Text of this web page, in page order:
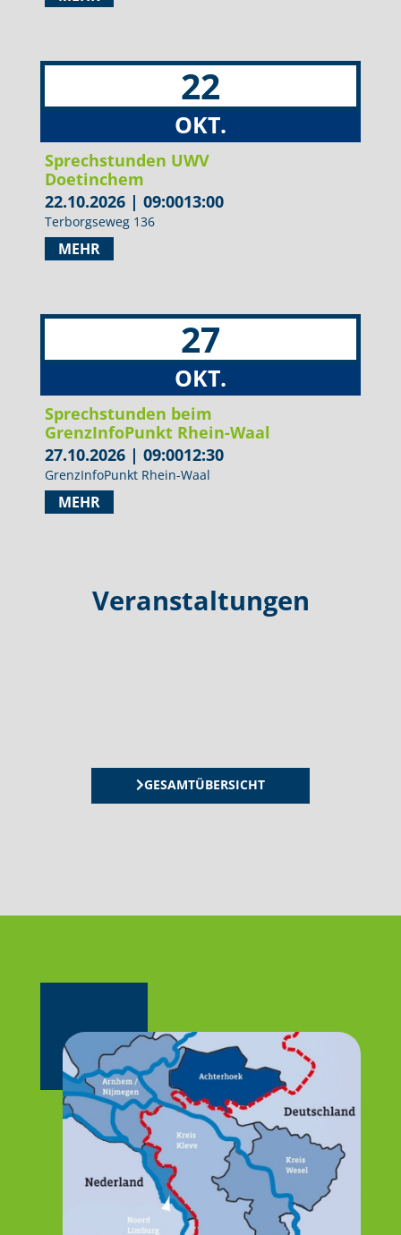
22
OKT.
Sprechstunden UWV
Doetinchem
22.10.2026 | 09:0013:00
Terborgseweg 136
MEHR
27
OKT.
Sprechstunden beim
GrenzInfoPunkt Rhein-Waal
27.10.2026 | 09:0012:30
GrenzInfoPunkt Rhein-Waal
MEHR
Veranstaltungen
GESAMTÜBERSICHT